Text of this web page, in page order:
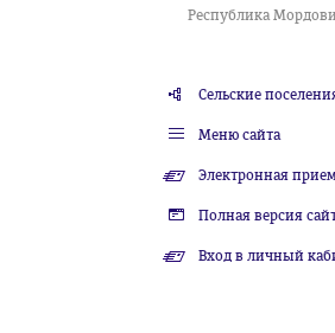
Республика
Сельские
Меню сайта
Электронная
Полная версия
Вход в личный